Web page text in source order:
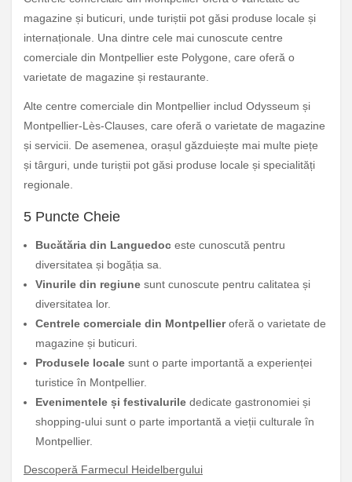
magazine și buticuri, unde turiștii pot găsi produse locale și
internaționale. Una dintre cele mai cunoscute centre
comerciale din Montpellier este Polygone, care oferă o
varietate de magazine și restaurante.
Alte centre comerciale din Montpellier includ Odysseum și
Montpellier-Lès-Clauses, care oferă o varietate de magazine
și servicii. De asemenea, orașul găzduiește mai multe piețe
și târguri, unde turiștii pot găsi produse locale și specialități
regionale.
5 Puncte Cheie
Bucătăria din Languedoc este cunoscută pentru
diversitatea și bogăția sa.
Vinurile din regiune sunt cunoscute pentru calitatea și
diversitatea lor.
Centrele comerciale din Montpellieroferă o varietate de
magazine și buticuri.
Produsele locale sunt o parte importantă a experienței
turistice în Montpellier.
Evenimentele și festivalurile dedicate gastronomiei și
shopping-ului sunt o parte importantă a vieții culturale în
Montpellier.
Descoperă Farmecul Heidelbergului